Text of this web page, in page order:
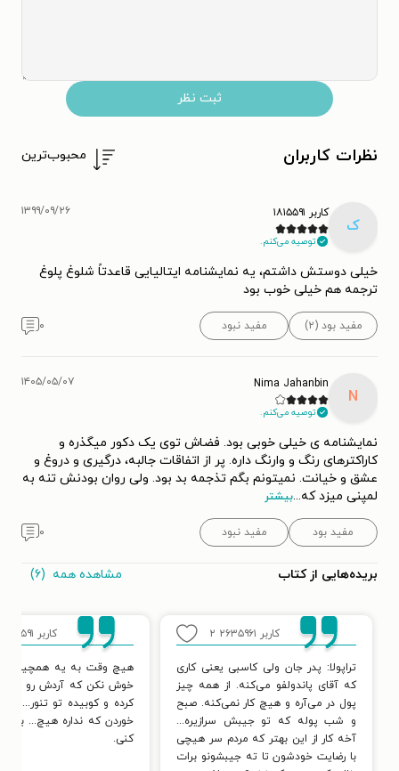
ثبت نظر
نظرات کاربران محبوب‌ترین
ک
کاربر ۱۸۱۵۵۹۱
توصیه می‌کنم.
۱۳۹۹/۰۹/۲۶
خیلی دوستش داشتم، یه نمایشنامه ایتالیایی قاعدتاً شلوغ پلوغ
ترجمه هم خیلی خوب بود
مفید بود (۲) مفید نبود ۰
N
Nima Jahanbin
توصیه می‌کنم.
۱۴۰۵/۰۵/۰۷
نمایشنامه ی خیلی خوبی بود. فضاش توی یک دکور میگذره و
کاراکترهای رنگ و وارنگ داره. پر از اتفاقات جالبه، درگیری و دروغ و
عشق و خیانت. نمیتونم بگم تذجمه بد بود. ولی روان بودنش تنه به
لمپنی میزد که...بیشتر
مفید بود مفید نبود ۰
بریده‌هایی از کتاب مشاهده همه (۶)
کاربر ۲۶۳۵۹۶۱ ۲
تراپولا: پدر جان ولی کاسبی یعنی کاری
که آقای پاندولفو می‌کنه. از همه چیز
پول در می‌آره و هیچ کار نمی‌کنه. صبح
و شب پوله که تو جیبش سرازیره...
آخه کار از این بهتر که مردم سر هیچی
با رضایت خودشون تا ته جیبشونو برات
کاربر ۱۸۱۵۵۹۱
هیچ وقت به یه همچین
خوش نکن که آردش رو
کرده و کوبیده تو تنور...
خوردن که نداره هیچ...
کنی.